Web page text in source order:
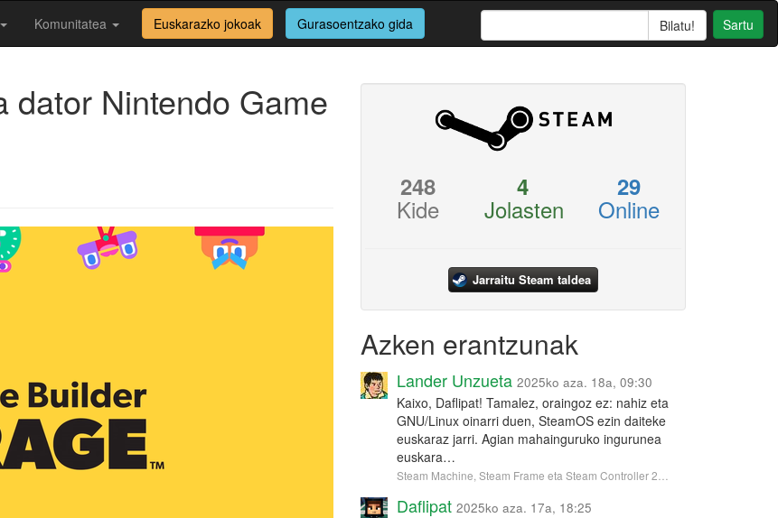
Komunitatea Euskarazko jokoak Gurasoentzako gida Sartu
dator Nintendo Game
248
Kide
4
Jolasten
29
Online
Jarraitu Steam taldea
Azken erantzunak
Lander Unzueta 2025ko aza. 18a, 09:30
Kaixo, Daflipat! Tamalez, oraingoz ez: nahiz eta
GNU/Linux oinarri duen, SteamOS ezin daiteke
euskaraz jarri. Agian mahainguruko ingurunea
euskara…
Steam Machine, Steam Frame eta Steam Controller 2…
Daflipat 2025ko aza. 17a, 18:25